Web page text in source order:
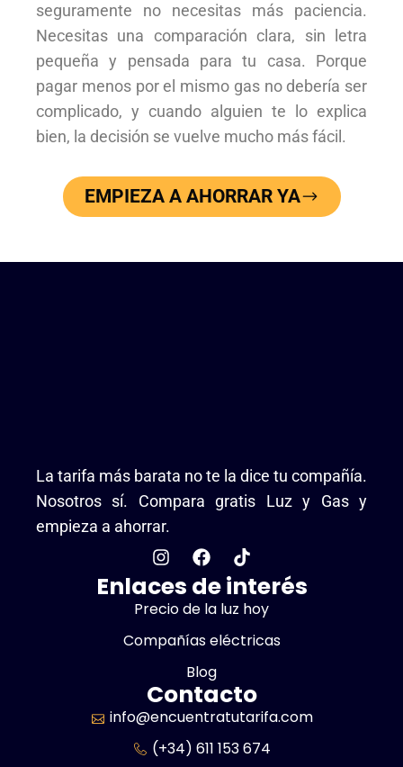
seguramente no necesitas más paciencia.
Necesitas una comparación clara, sin letra
pequeña y pensada para tu casa. Porque
pagar menos por el mismo gas no debería ser
complicado, y cuando alguien te lo explica
bien, la decisión se vuelve mucho más fácil.
EMPIEZA A AHORRAR YA
La tarifa más barata no te la dice tu compañía.
Nosotros sí. Compara gratis Luz y Gas y
empieza a ahorrar.
Enlaces de interés
Precio de la luz hoy
Compañías eléctricas
Blog
Contacto
info@encuentratutarifa.com
(+34) 611 153 674